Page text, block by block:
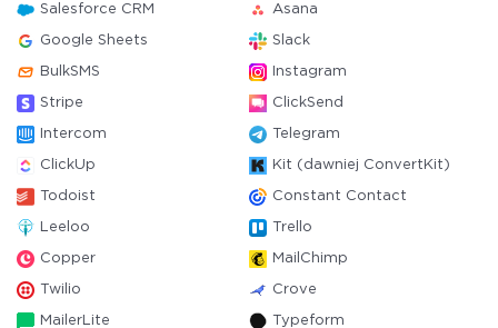
Salesforce CRM Asana
Google Sheets Slack
BulkSMS Instagram
Stripe ClickSend
Intercom Telegram
ClickUp Kit (dawniej ConvertKit)
Todoist Constant Contact
Leeloo Trello
Copper MailChimp
Twilio Crove
MailerLite Typeform